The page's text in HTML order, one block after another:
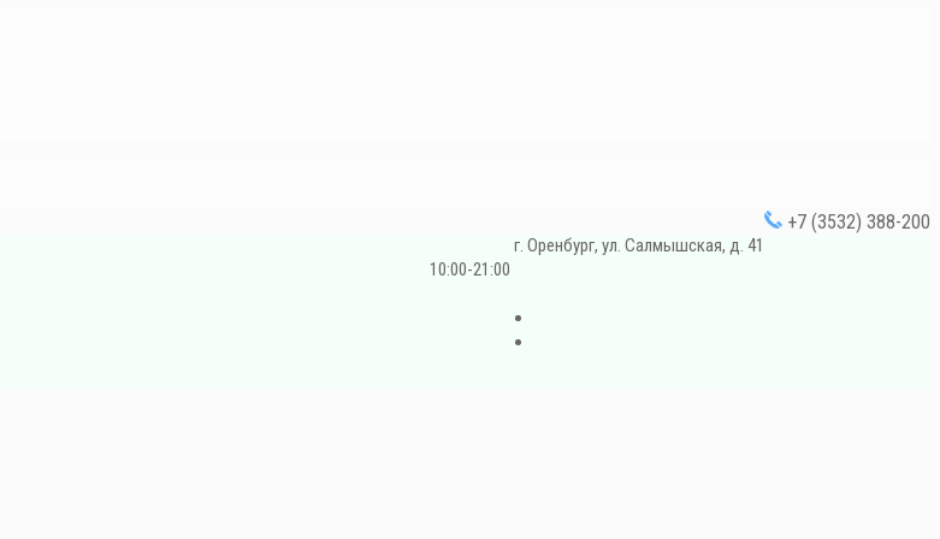
+7 (3532) 388-200
г. Оренбург, ул. Салмышская, д. 41
10:00-21:00